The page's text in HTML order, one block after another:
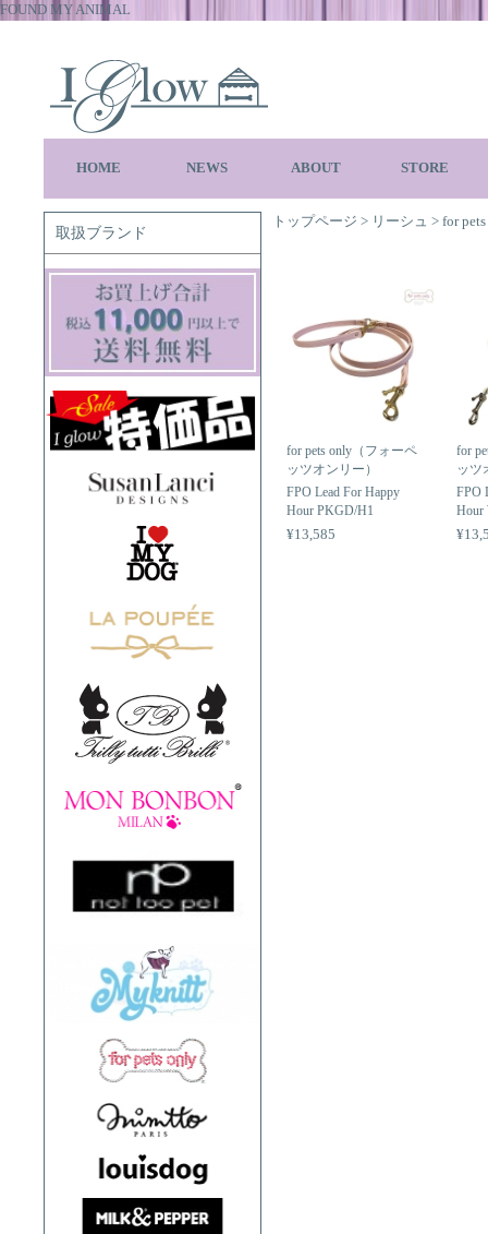
FOUND MY ANIMAL
HOME NEWS ABOUT STORE
取扱ブランド
トップページ > リーシュ > for
for pets only（フォーペ
ッツオンリー）
FPO Lead For Happy
Hour PKGD/H1
¥13,585
for
ッツ
FPO
Hour